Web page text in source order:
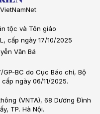
tộc và Tôn giáo
cấp ngày 17/10/2025
Văn Bá
BC do Cục Báo chí, Bộ
ngày 06/11/2025.
(VNTA), 68 Dương Đình
TP. Hà Nội.